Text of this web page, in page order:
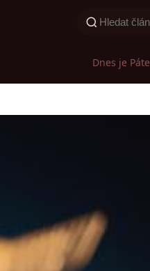
Dnes je